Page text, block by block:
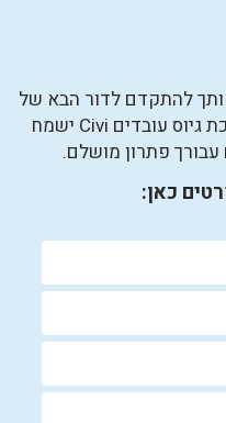
להתקדם לדור הבא של
מערכות גיוס עובדים. צוות מערכת גיוס עובדים Civi ישמח
פתרון מושלם.
כאן: